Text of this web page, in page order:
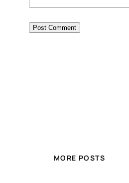
MORE POSTS